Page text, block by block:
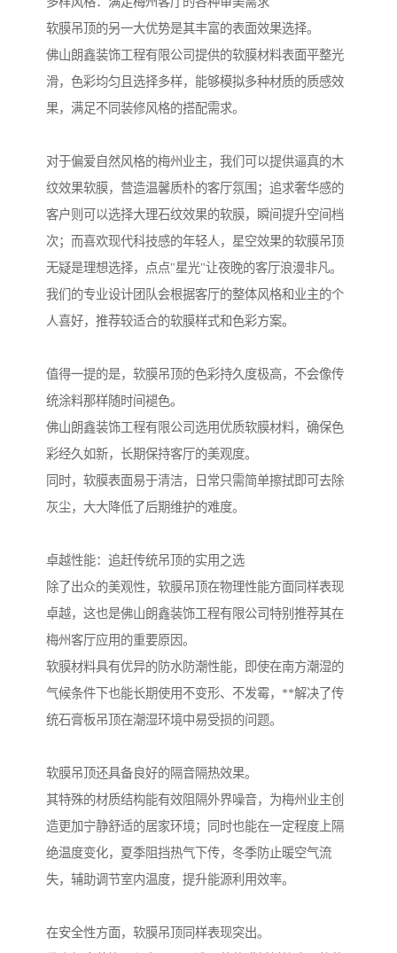
软膜吊顶的另一大优势是其丰富的表面效果选择。
佛山朗鑫装饰工程有限公司提供的软膜材料表面平整光
滑，色彩均匀且选择多样，能够模拟多种材质的质感效
果，满足不同装修风格的搭配需求。
对于偏爱自然风格的梅州业主，我们可以提供逼真的木
纹效果软膜，营造温馨质朴的客厅氛围；追求奢华感的
客户则可以选择大理石纹效果的软膜，瞬间提升空间档
次；而喜欢现代科技感的年轻人，星空效果的软膜吊顶
无疑是理想选择，点点"星光"让夜晚的客厅浪漫非凡。
我们的专业设计团队会根据客厅的整体风格和业主的个
人喜好，推荐较适合的软膜样式和色彩方案。
值得一提的是，软膜吊顶的色彩持久度极高，不会像传
统涂料那样随时间褪色。
佛山朗鑫装饰工程有限公司选用优质软膜材料，确保色
彩经久如新，长期保持客厅的美观度。
同时，软膜表面易于清洁，日常只需简单擦拭即可去除
灰尘，大大降低了后期维护的难度。
卓越性能：追赶传统吊顶的实用之选
除了出众的美观性，软膜吊顶在物理性能方面同样表现
卓越，这也是佛山朗鑫装饰工程有限公司特别推荐其在
梅州客厅应用的重要原因。
软膜材料具有优异的防水防潮性能，即使在南方潮湿的
气候条件下也能长期使用不变形、不发霉，**解决了传
统石膏板吊顶在潮湿环境中易受损的问题。
软膜吊顶还具备良好的隔音隔热效果。
其特殊的材质结构能有效阻隔外界噪音，为梅州业主创
造更加宁静舒适的居家环境；同时也能在一定程度上隔
绝温度变化，夏季阻挡热气下传，冬季防止暖空气流
失，辅助调节室内温度，提升能源利用效率。
在安全性方面，软膜吊顶同样表现突出。